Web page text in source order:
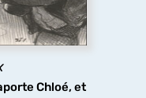
Chloé, et
jeux vidéo), du